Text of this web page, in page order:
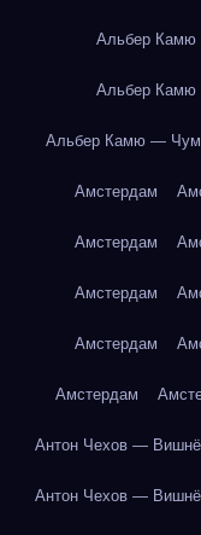
Альбер
Альбер
Альбер Камю —
Амстердам
Амстердам
Амстердам
Амстердам
Амстердам
Антон Чехов —
Антон Чехов —